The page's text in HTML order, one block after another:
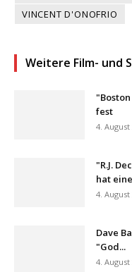
VINCENT D'ONOFRIO
Weitere Film- und
fest
4. August
"R.J.
hat
4. August
Dave
"God...
4. August